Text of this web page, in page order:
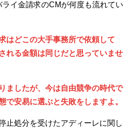
イ金請求のCMが何度も流れてい
はどこの大手事務所で依頼して
れる金額は同じだと思っていませ
ましたが、今は自由競争の時代で
で安易に選ぶと失敗をしますよ。
止処分を受けたアディーレに関し